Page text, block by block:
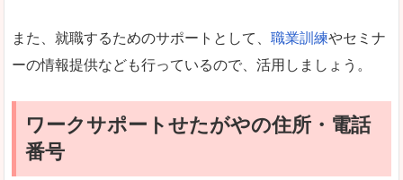
また、就職するためのサポートとして、 職業訓練やセミナ
ーの情報提供なども行っているので、活用しましょう。
ワークサポートせたがやの住所・電話
番号